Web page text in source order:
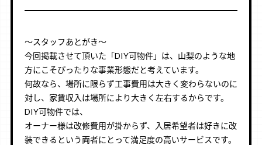
～スタッフあとがき～
今回掲載させて頂いた「DIY可物件」は、山梨のような地
方にこそぴったりな事業形態だと考えています。
何故なら、場所に限らず工事費用は大きく変わらないのに
対し、家賃収入は場所により大きく左右するからです。
DIY可物件では、
オーナー様は改修費用が掛からず、入居希望者は好きに改
装できるという両者にとって満足度の高いサービスです。